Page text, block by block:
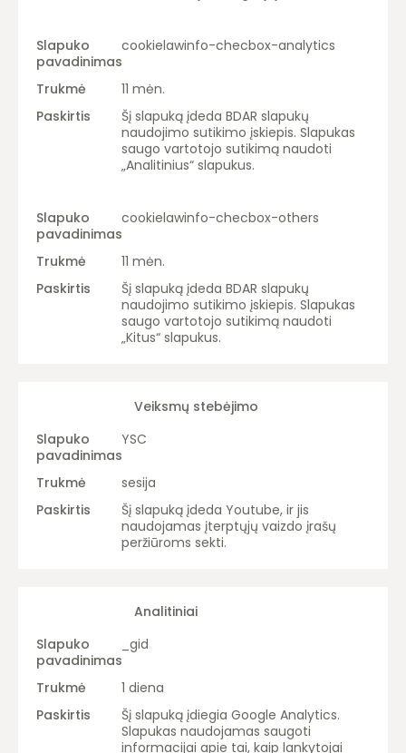
cookielawinfo-checbox-analytics
11 mėn.
Šį slapuką įdeda BDAR slapukų
naudojimo sutikimo įskiepis. Slapukas
saugo vartotojo sutikimą naudoti
„Analitinius“ slapukus.
cookielawinfo-checbox-others
11 mėn.
Šį slapuką įdeda BDAR slapukų
naudojimo sutikimo įskiepis. Slapukas
saugo vartotojo sutikimą naudoti
„Kitus“ slapukus.
Veiksmų stebėjimo
YSC
sesija
Šį slapuką įdeda Youtube, ir jis
naudojamas įterptųjų vaizdo įrašų
peržiūroms sekti.
Analitiniai
_gid
1 diena
Šį slapuką įdiegia Google Analytics.
Slapukas naudojamas saugoti
informacijai apie tai, kaip lankytojai